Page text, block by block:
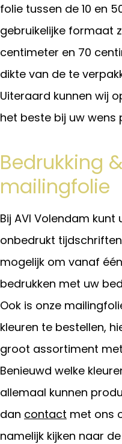
folie tussen de 10 en
gebruikelijke formaat
centimeter en 70
dikte van de te
Uiteraard kunnen wij
het beste bij uw wens
Bedrukking
mailingfolie
Bij AVI Volendam
onbedrukt
mogelijk om vanaf
bedrukken met uw
Ook is onze
kleuren te bestellen,
groot assortiment
Benieuwd welke
allemaal kunnen
dan contact met ons
namelijk kijken naar